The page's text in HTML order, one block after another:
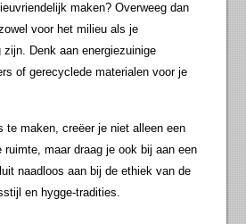
maken? Overweeg dan
voor het milieu als je
zijn. Denk aan energiezuinige
of gerecyclede materialen voor je
te maken, creëer je niet alleen een
maar draag je ook bij aan een
naadloos aan bij de ethiek van de
en hygge-tradities.